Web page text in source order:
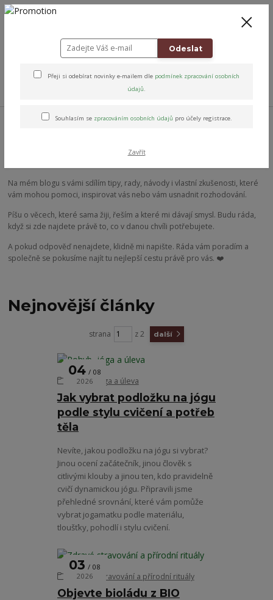
+420 778 743 310
Blog
Na mém blogu s vámi sdílím tipy, rady, návody i vlastní zkušenosti, které
vám mohou pomoci, inspirovat vás nebo vám usnadnit rozhodování.
Píšu o věcech, které sama žiji, řeším a které mi dávají smysl. Budu ráda,
když si zde najdete právě to, co v danou chvíli potřebujete.
A pokud odpověď nenajdete, klidně mi napište. Ráda vám poradím a
společně se pokusíme najít tu nejlepší cestu právě pro vás. ❤️
Nejnovější články
strana z 2 další
Jak vybrat podložku na jógu
podle stylu cvičení a potřeb
těla
04
08
2026
Pohyb, jóga a úleva
Nevíte, jakou podložku na jógu si vybrat?
Jinou ocení začátečník, jinou člověk s
citlivými klouby a jinou ten, kdo pravidelně
cvičí dynamickou jógu. Připravili jsme
přehledné srovnání, které vám pomůže
vybrat jogamatku podle materiálu,
tloušťky, pohodlí i stylu cvičení.
Objevte bioládu z BIO
03
08
2026
Zdravé stravování a přírodní rituály
Odeslat
Přeji si odebírat novinky e-mailem dle podmínek zpracování osobních
údajů.
Souhlasím se zpracováním osobních údajů pro účely registrace.
Zavřít